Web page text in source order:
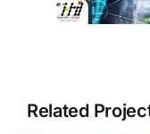
Related